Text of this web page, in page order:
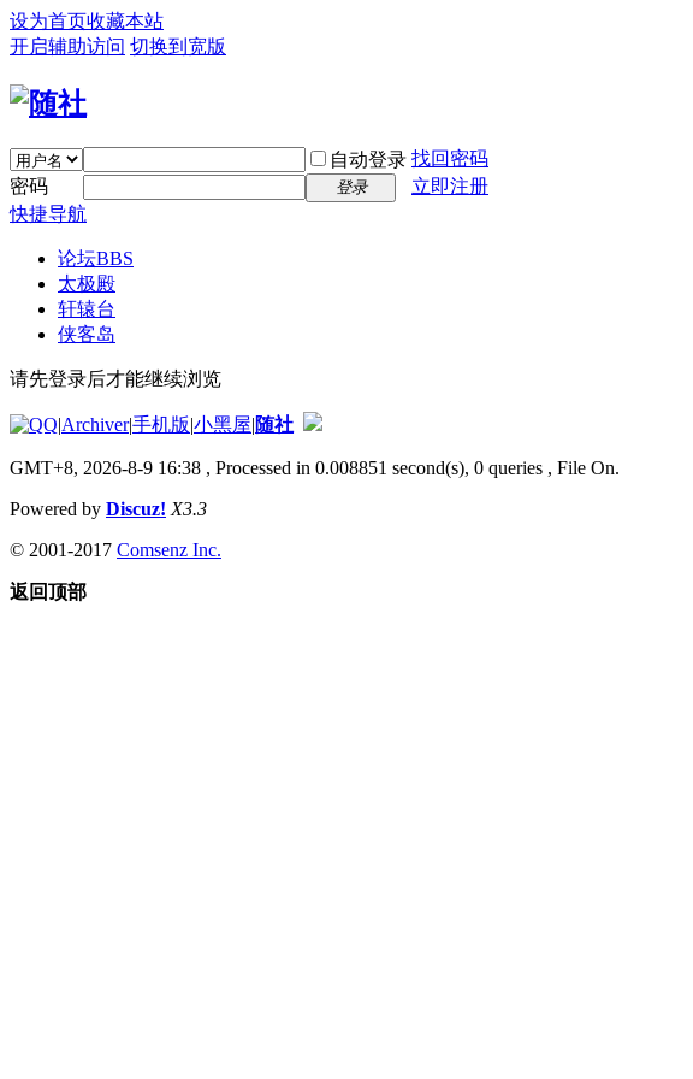
设为首页收藏本站
开启辅助访问 切换到宽版
自动登录 找回密码
密码
登录
立即注册
快捷导航
论坛BBS
太极殿
轩辕台
侠客岛
请先登录后才能继续浏览
|Archiver|手机版|小黑屋|随社
GMT+8, 2026-8-9 16:38 , Processed in 0.008851 second(s), 0 queries , File On.
Powered by Discuz! X3.3
© 2001-2017 Comsenz Inc.
返回顶部